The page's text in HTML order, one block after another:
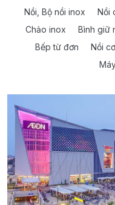
Nồi, Bộ nồi inox Nồi
Chảo inox
Bình giữ
Bếp từ đơn
Nồi